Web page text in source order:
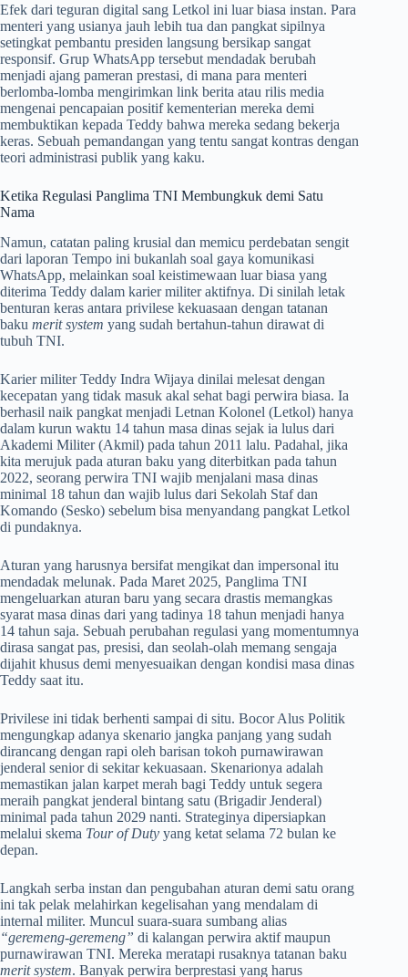
Efek dari teguran digital sang Letkol ini luar biasa instan. Para
menteri yang usianya jauh lebih tua dan pangkat sipilnya
setingkat pembantu presiden langsung bersikap sangat
responsif. Grup WhatsApp tersebut mendadak berubah
menjadi ajang pameran prestasi, di mana para menteri
berlomba-lomba mengirimkan link berita atau rilis media
mengenai pencapaian positif kementerian mereka demi
membuktikan kepada Teddy bahwa mereka sedang bekerja
keras. Sebuah pemandangan yang tentu sangat kontras dengan
teori administrasi publik yang kaku.
Ketika Regulasi Panglima TNI Membungkuk demi Satu
Nama
Namun, catatan paling krusial dan memicu perdebatan sengit
dari laporan Tempo ini bukanlah soal gaya komunikasi
WhatsApp, melainkan soal keistimewaan luar biasa yang
diterima Teddy dalam karier militer aktifnya. Di sinilah letak
benturan keras antara privilese kekuasaan dengan tatanan
baku merit system yang sudah bertahun-tahun dirawat di
tubuh TNI.
Karier militer Teddy Indra Wijaya dinilai melesat dengan
kecepatan yang tidak masuk akal sehat bagi perwira biasa. Ia
berhasil naik pangkat menjadi Letnan Kolonel (Letkol) hanya
dalam kurun waktu 14 tahun masa dinas sejak ia lulus dari
Akademi Militer (Akmil) pada tahun 2011 lalu. Padahal, jika
kita merujuk pada aturan baku yang diterbitkan pada tahun
2022, seorang perwira TNI wajib menjalani masa dinas
minimal 18 tahun dan wajib lulus dari Sekolah Staf dan
Komando (Sesko) sebelum bisa menyandang pangkat Letkol
di pundaknya.
Aturan yang harusnya bersifat mengikat dan impersonal itu
mendadak melunak. Pada Maret 2025, Panglima TNI
mengeluarkan aturan baru yang secara drastis memangkas
syarat masa dinas dari yang tadinya 18 tahun menjadi hanya
14 tahun saja. Sebuah perubahan regulasi yang momentumnya
dirasa sangat pas, presisi, dan seolah-olah memang sengaja
dijahit khusus demi menyesuaikan dengan kondisi masa dinas
Teddy saat itu.
Privilese ini tidak berhenti sampai di situ. Bocor Alus Politik
mengungkap adanya skenario jangka panjang yang sudah
dirancang dengan rapi oleh barisan tokoh purnawirawan
jenderal senior di sekitar kekuasaan. Skenarionya adalah
memastikan jalan karpet merah bagi Teddy untuk segera
meraih pangkat jenderal bintang satu (Brigadir Jenderal)
minimal pada tahun 2029 nanti. Strateginya dipersiapkan
melalui skema Tour of Duty yang ketat selama 72 bulan ke
depan.
Langkah serba instan dan pengubahan aturan demi satu orang
ini tak pelak melahirkan kegelisahan yang mendalam di
internal militer. Muncul suara-suara sumbang alias
“geremeng-geremeng” di kalangan perwira aktif maupun
purnawirawan TNI. Mereka meratapi rusaknya tatanan baku
merit system. Banyak perwira berprestasi yang harus